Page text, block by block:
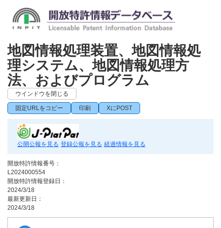
地図情報処理装置、地図情報処
理システム、地図情報処理方
法、およびプログラム
ウインドウを閉じる
固定URLをコピー 印刷 XにPOST
公開公報を見る 登録公報を見る 経過情報を見る
開放特許情報番号：
L2024000554
開放特許情報登録日：
2024/3/18
最新更新日：
2024/3/18